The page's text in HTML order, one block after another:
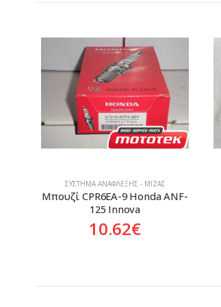
ΣΎΣΤΗΜΑ ΑΝΆΦΛΕΞΗΣ - ΜΊΖΑΣ
Μανιβέλα Honda CRF-250R
’04-’09 CRF-250X
230.07€